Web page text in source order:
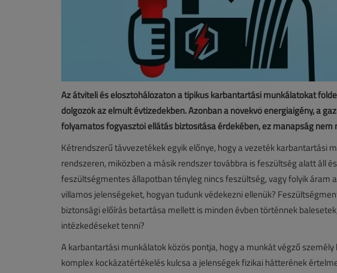
Az átviteli és elosztóhálózaton a tipikus karbantartási munkálatokat
dolgozók az elmúlt évtizedekben. Azonban a növekvő energiaigény, a
folyamatos fogyasztói ellátás biztosítása érdekében, ez manapság
Kétrendszerű távvezetékek egyik előnye, hogy a vezeték karbantartási
rendszeren, miközben a másik rendszer továbbra is feszültség alatt áll
feszültségmentes állapotban tényleg nincs feszültség, vagy folyik áram
villamos jelenségeket, hogyan tudunk védekezni ellenük?
biztonsági előírás betartása mellett is minden évben történnek
intézkedéseket tenni?
A karbantartási munkálatok közös pontja, hogy a munkát végző
komplex kockázatértékelés kulcsa a jelenségek fizikai hátterének